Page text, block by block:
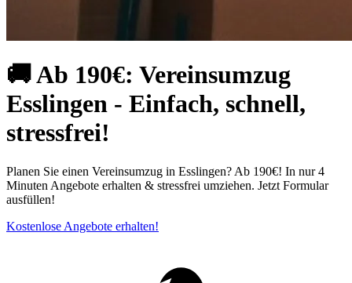
🚚 Ab 190€: Vereinsumzug
Esslingen - Einfach, schnell,
stressfrei!
Planen Sie einen Vereinsumzug in Esslingen? Ab 190€! In nur 4
Minuten Angebote erhalten & stressfrei umziehen. Jetzt Formular
ausfüllen!
Kostenlose Angebote erhalten!